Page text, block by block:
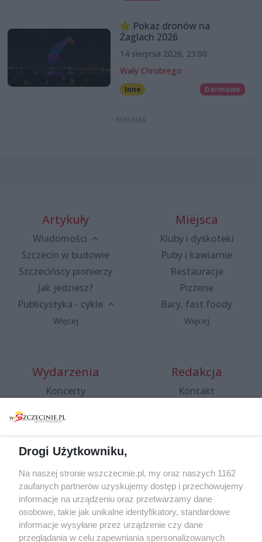
Pokaz dronów na
Żaglach 2026
14 sierpnia 2026, 23:00
Wały Chrobrego
Inne Darmowe
Artykuły
Wiadomości
Szczecin w budowie
Szczecińscy pionierzy
Jak jedziesz?
Publicystyka - cykle
Więcej
Miejsca
Kluby i dyskoteki
Puby i kawiarnie
Restauracje
Pizzerie
Bary, fast foody
Więcej
Wydarzenia
Koncerty
Spacery i oprowadzania
targi
Wernisaże
Więcej
Redakcja
Kontakt
Specjalny koncert z okazji
20. urodzin portalu
wSzczecinie.pl
Regulamin konkursów
śniadaniówka "Hej
Drogi Użytkowniku,
Na naszej stronie wszczecinie.pl, my oraz naszych 1162
zaufanych partnerów uzyskujemy dostęp i przechowujemy
informacje na urządzeniu oraz przetwarzamy dane
osobowe, takie jak unikalne identyfikatory, standardowe
informacje wysyłane przez urządzenie czy dane
przeglądania w celu zapewniania spersonalizowanych